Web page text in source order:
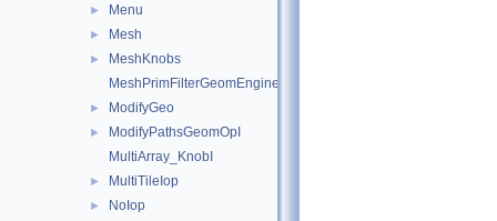
► Menu
► Mesh
►
MeshKnobs
MeshPrimFilterGeomEngineI
► ModifyGeo
►
ModifyPathsGeomOpI
MultiArray_KnobI
► MultiTileIop
► NoIop